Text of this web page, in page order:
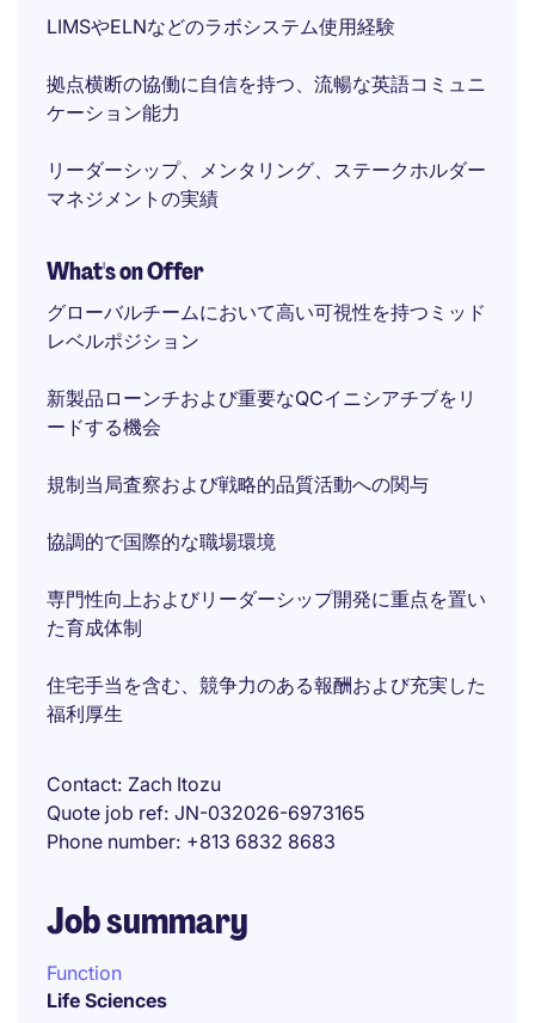
LIMSやELNなどのラボシステム使用経験
拠点横断の協働に自信を持つ、流暢な英語コミュニ
ケーション能力
リーダーシップ、メンタリング、ステークホルダー
マネジメントの実績
What's on Offer
グローバルチームにおいて高い可視性を持つミッド
レベルポジション
新製品ローンチおよび重要なQCイニシアチブをリ
ードする機会
規制当局査察および戦略的品質活動への関与
協調的で国際的な職場環境
専門性向上およびリーダーシップ開発に重点を置い
た育成体制
住宅手当を含む、競争力のある報酬および充実した
福利厚生
Contact Zach Itozu
Quote job ref JN-032026-6973165
Phone number +813 6832 8683
Job summary
Function
Life Sciences